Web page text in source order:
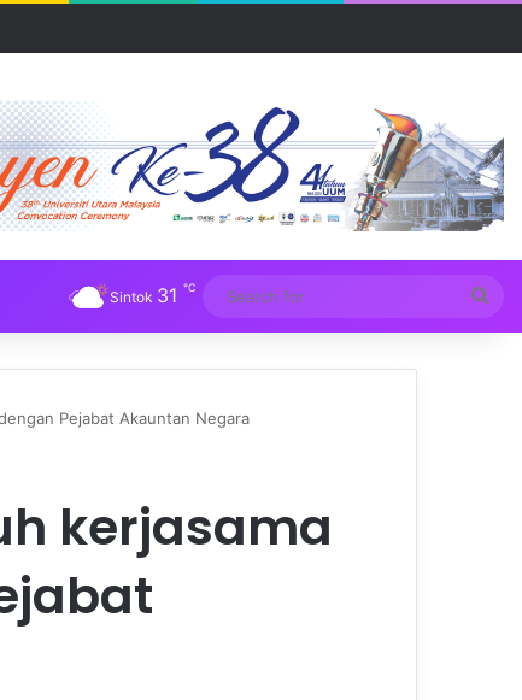
Sintok 31 ℃
for
Pejabat Akauntan Negara
kerjasama